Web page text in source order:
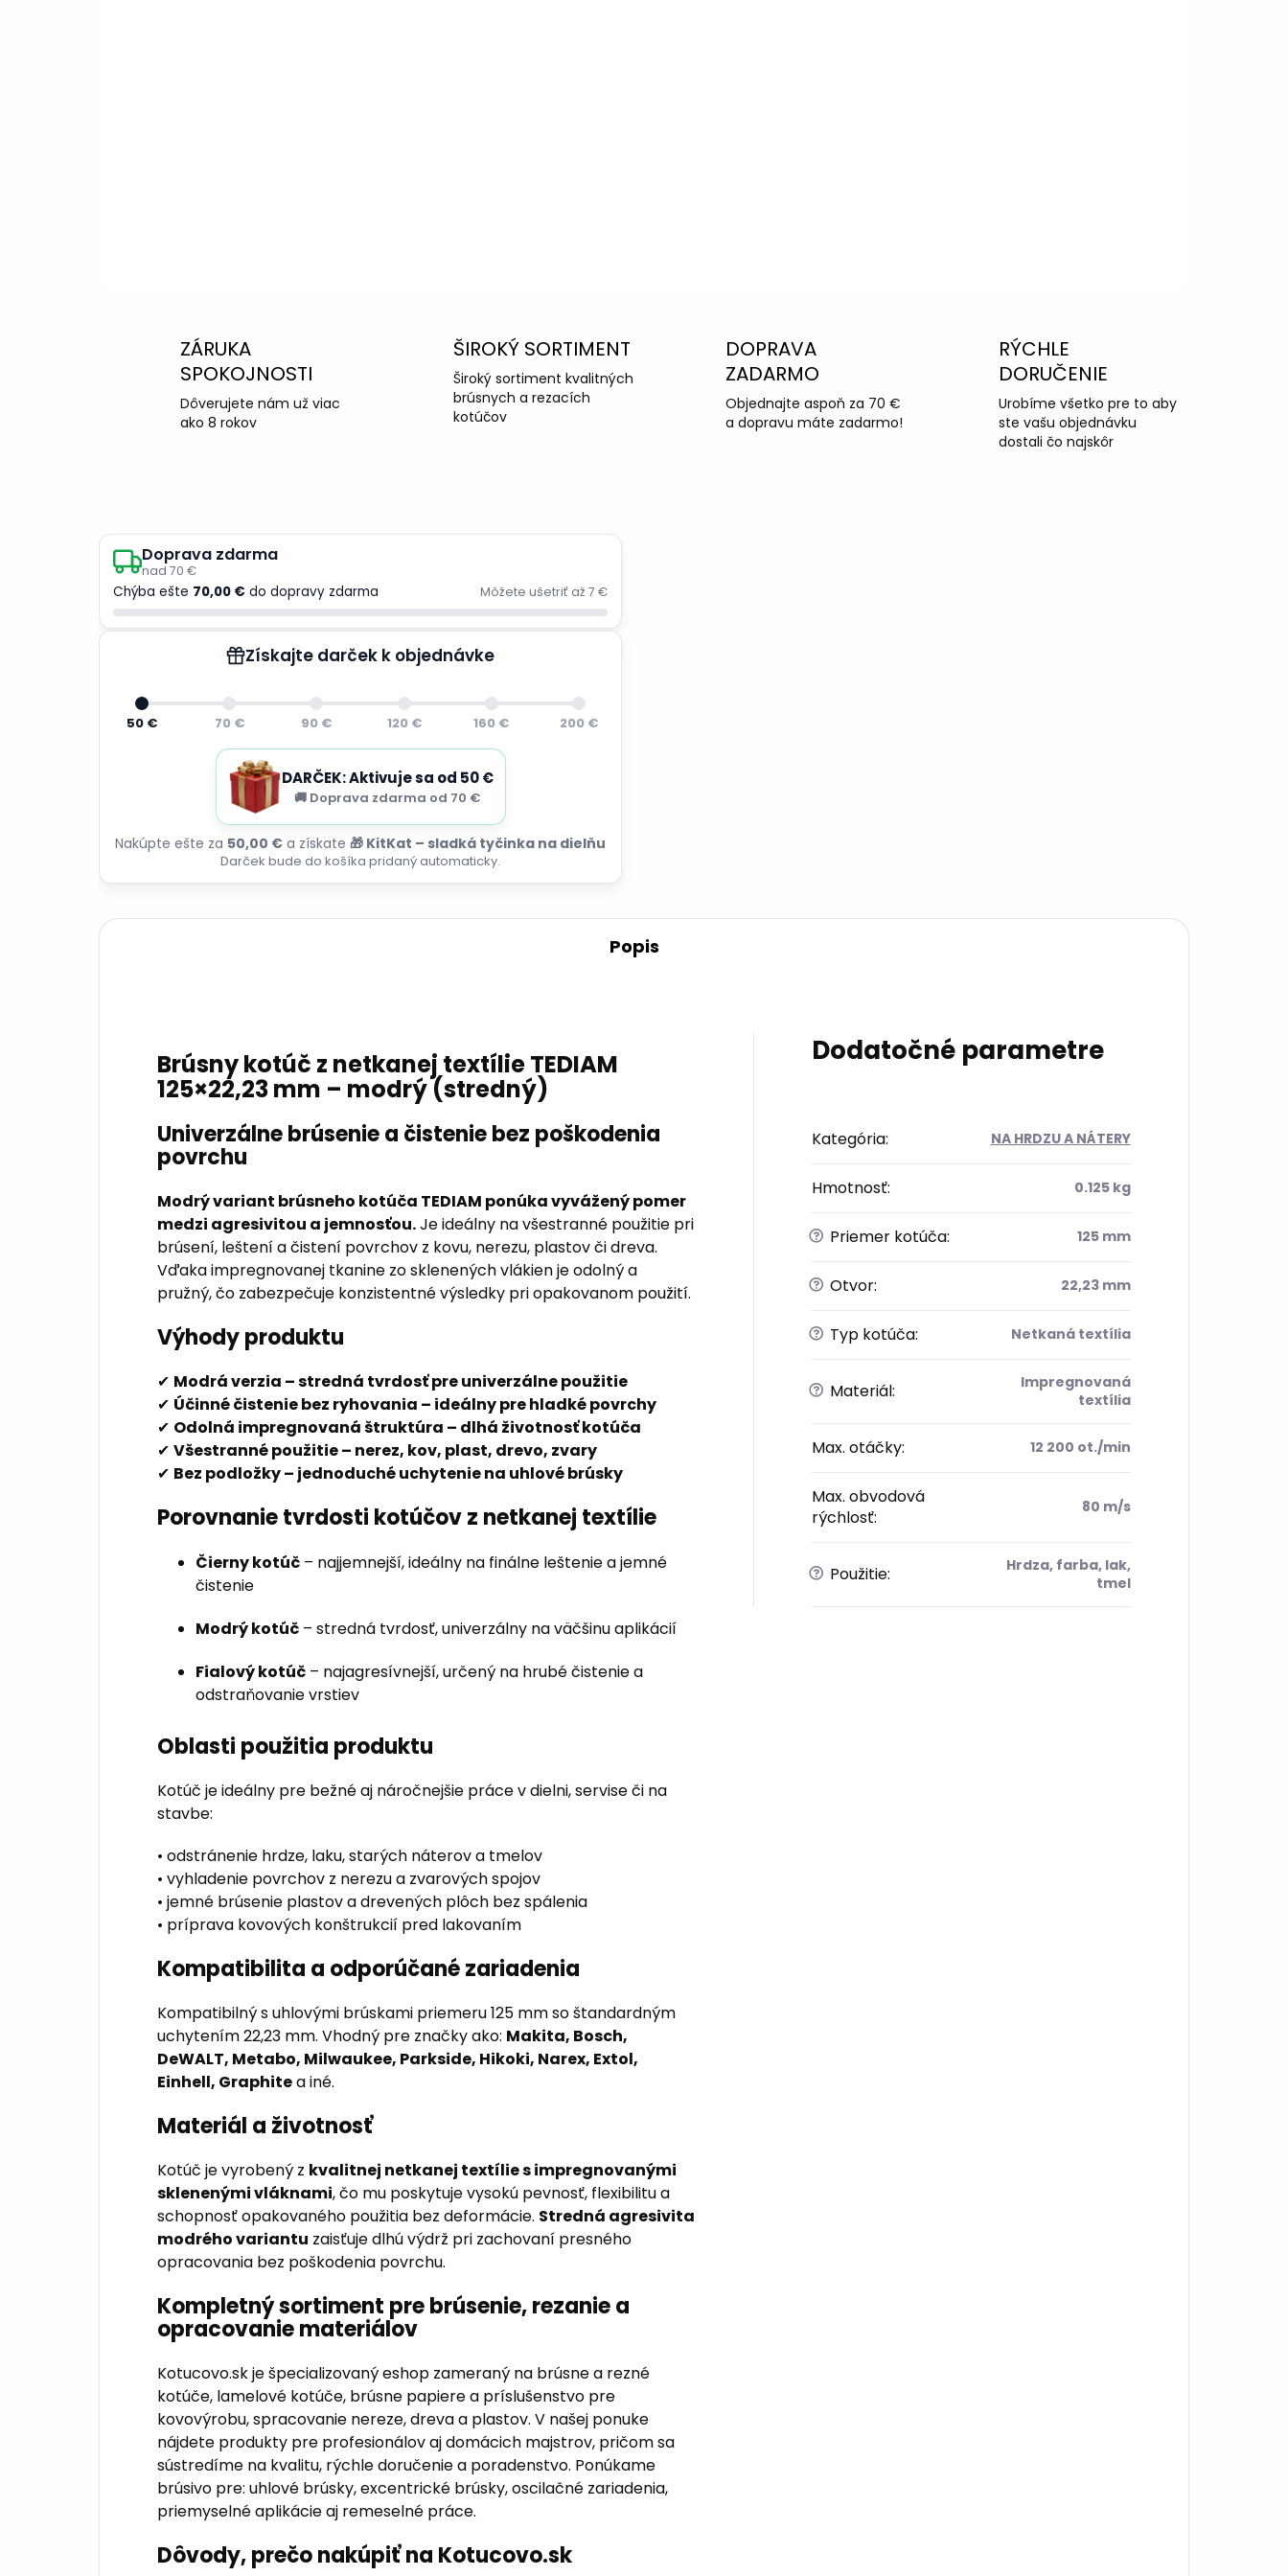
ZÁRUKA
SPOKOJNOSTI
Dôverujete nám už viac
ako 8 rokov
ŠIROKÝ SORTIMENT
Široký sortiment kvalitných
brúsnych a rezacích
kotúčov
DOPRAVA
ZADARMO
Objednajte aspoň za 70 €
a dopravu máte zadarmo!
RÝCHLE
DORUČENIE
Urobíme všetko pre to aby
ste vašu objednávku
dostali čo najskôr
Doprava zdarma
nad 70 €
Chýba ešte 70,00 € do dopravy zdarma Môžete ušetriť až 7 €
Získajte darček k objednávke
50 € 70 € 90 € 120 € 160 € 200 €
DARČEK: Aktivuje sa od 50 €
🚚 Doprava zdarma od 70 €
Nakúpte ešte za 50,00 € a získate 🎁 KitKat – sladká tyčinka na dielňu
Darček bude do košíka pridaný automaticky.
Popis
Brúsny kotúč z netkanej textílie TEDIAM
125×22,23 mm – modrý (stredný)
Univerzálne brúsenie a čistenie bez poškodenia
povrchu
Modrý variant brúsneho kotúča TEDIAM ponúka vyvážený pomer
medzi agresivitou a jemnosťou.Je ideálny na všestranné použitie pri
brúsení, leštení a čistení povrchov z kovu, nerezu, plastov či dreva.
Vďaka impregnovanej tkanine zo sklenených vlákien je odolný a
pružný, čo zabezpečuje konzistentné výsledky pri opakovanom použití.
Výhody produktu
✔ Modrá verzia – stredná tvrdosť pre univerzálne použitie
✔ Účinné čistenie bez ryhovania – ideálny pre hladké povrchy
✔ Odolná impregnovaná štruktúra – dlhá životnosť kotúča
✔ Všestranné použitie – nerez, kov, plast, drevo, zvary
✔ Bez podložky – jednoduché uchytenie na uhlové brúsky
Porovnanie tvrdosti kotúčov z netkanej textílie
Čierny kotúč – najjemnejší, ideálny na finálne leštenie a jemné
čistenie
Modrý kotúč – stredná tvrdosť, univerzálny na väčšinu aplikácií
Fialový kotúč – najagresívnejší, určený na hrubé čistenie a
odstraňovanie vrstiev
Oblasti použitia produktu
Kotúč je ideálny pre bežné aj náročnejšie práce v dielni, servise či na
stavbe:
• odstránenie hrdze, laku, starých náterov a tmelov
• vyhladenie povrchov z nerezu a zvarových spojov
• jemné brúsenie plastov a drevených plôch bez spálenia
• príprava kovových konštrukcií pred lakovaním
Kompatibilita a odporúčané zariadenia
Kompatibilný s uhlovými brúskami priemeru 125 mm so štandardným
uchytením 22,23 mm. Vhodný pre značky ako: Makita, Bosch,
DeWALT, Metabo, Milwaukee, Parkside, Hikoki, Narex, Extol,
Einhell, Graphitea iné.
Materiál a životnosť
Kotúč je vyrobený z kvalitnej netkanej textílie s impregnovanými
sklenenými vláknami, čo mu poskytuje vysokú pevnosť, flexibilitu a
schopnosť opakovaného použitia bez deformácie. Stredná agresivita
modrého variantu zaisťuje dlhú výdrž pri zachovaní presného
opracovania bez poškodenia povrchu.
Kompletný sortiment pre brúsenie, rezanie a
opracovanie materiálov
Kotucovo.sk je špecializovaný eshop zameraný na brúsne a rezné
kotúče, lamelové kotúče, brúsne papiere a príslušenstvo pre
kovovýrobu, spracovanie nereze, dreva a plastov. V našej ponuke
nájdete produkty pre profesionálov aj domácich majstrov, pričom sa
sústredíme na kvalitu, rýchle doručenie a poradenstvo. Ponúkame
brúsivo pre: uhlové brúsky, excentrické brúsky, oscilačné zariadenia,
priemyselné aplikácie aj remeselné práce.
Dôvody, prečo nakúpiť na Kotucovo.sk
Dodatočné parametre
Kategória: NA HRDZU A NÁTERY
Hmotnosť: 0.125 kg
? Priemer kotúča: 125 mm
? Otvor: 22,23 mm
? Typ kotúča: Netkaná textília
? Materiál:
Impregnovaná
textília
Max. otáčky: 12 200 ot./min
Max. obvodová
rýchlosť: 80 m/s
? Použitie:
Hrdza, farba, lak,
tmel